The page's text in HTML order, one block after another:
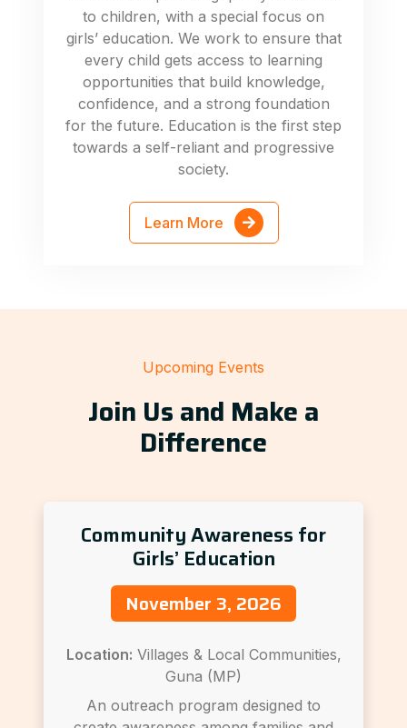
to children, with a special focus on
girls’ education. We work to ensure that
every child gets access to learning
opportunities that build knowledge,
confidence, and a strong foundation
for the future. Education is the first step
towards a self-reliant and progressive
society.
Learn More
Upcoming Events
Join Us and Make a
Difference
Community Awareness for
Girls’ Education
November 3, 2026
Location: Villages & Local Communities,
Guna (MP)
An outreach program designed to